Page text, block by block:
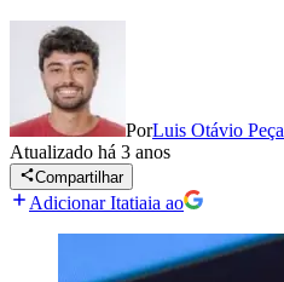
PorLuis Otávio
Atualizado há 3 anos
Compartilhar
Adicionar Itatiaia ao